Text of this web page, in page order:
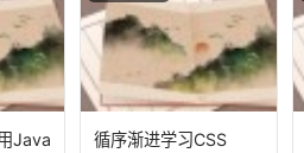
Java
循序渐进学习CSS